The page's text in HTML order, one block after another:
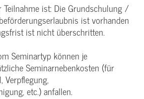
Teilnahme ist: Die Grundschulung /
ist vorhanden
ist nicht überschritten.
Seminartyp können je
Seminarnebenkosten (für
Verpflegung,
etc.) anfallen.